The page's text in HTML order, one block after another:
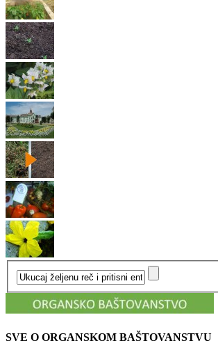
SVE O ORGANSKOM BAŠTOVANSTVU